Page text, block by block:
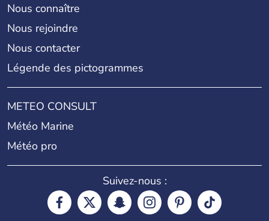
Nous connaître
Nous rejoindre
Nous contacter
Légende des pictogrammes
METEO CONSULT
Météo Marine
Météo pro
Suivez-nous :